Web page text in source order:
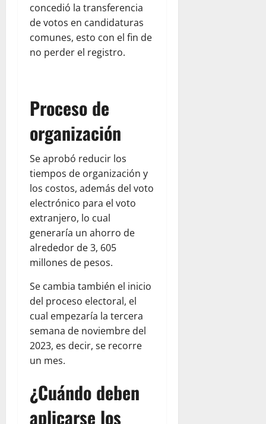
concedió la transferencia
de votos en candidaturas
comunes, esto con el fin de
no perder el registro.
Proceso de
organización
Se aprobó reducir los
tiempos de organización y
los costos, además del voto
electrónico para el voto
extranjero, lo cual
generaría un ahorro de
alrededor de 3, 605
millones de pesos.
Se cambia también el inicio
del proceso electoral, el
cual empezaría la tercera
semana de noviembre del
2023, es decir, se recorre
un mes.
¿Cuándo deben
aplicarse los